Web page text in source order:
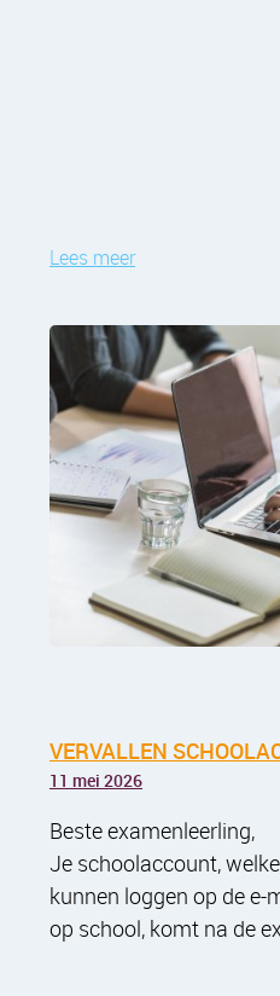
Lees meer
VERVALLEN
11 mei 2026
Beste examenleerling,
Je schoolaccount,
kunnen loggen op de e-
op school, komt na de